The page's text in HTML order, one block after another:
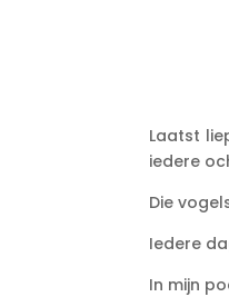
Laatst
iedere
Die
Iedere
In mijn